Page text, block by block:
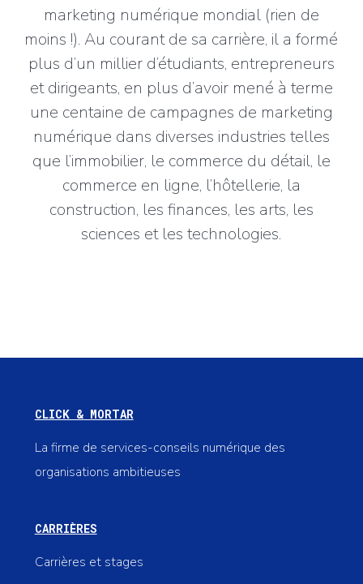
marketing numérique mondial (rien de
moins !). Au courant de sa carrière, il a formé
plus d’un millier d’étudiants, entrepreneurs
et dirigeants, en plus d’avoir mené à terme
une centaine de campagnes de marketing
numérique dans diverses industries telles
que l’immobilier, le commerce du détail, le
commerce en ligne, l’hôtellerie, la
construction, les finances, les arts, les
sciences et les technologies.
CLICK & MORTAR
La firme de services-conseils numérique des
organisations ambitieuses
CARRIÈRES
Carrières et stages